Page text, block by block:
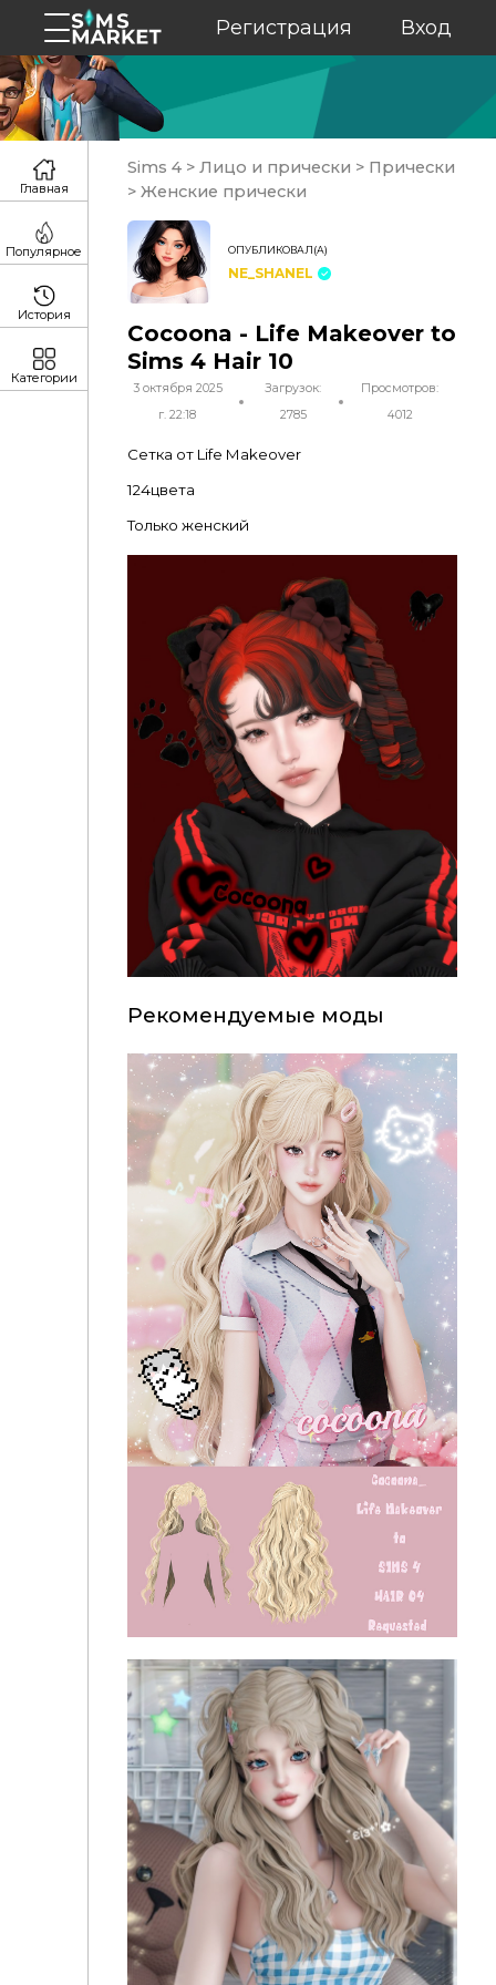
Регистрация Вход
Sims 4 > Лицо и прически > Прически
> Женские прически
ОПУБЛИКОВАЛ(А)
NE_SHANEL
Cocoona - Life Makeover to
Sims 4 Hair 10
3 октября 2025
г. 22:18
Загрузок:
2785
Просмотров:
4012
Сетка от Life Makeover
124цвета
Только женский
Рекомендуемые моды
Главная
Популярное
История
Категории